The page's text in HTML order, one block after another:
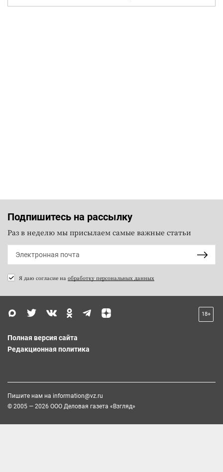
Подпишитесь на рассылку
Раз в неделю мы присылаем самые важные статьи
Я даю согласие на обработку персональных данных
18+
Полная версия сайта
Редакционная политика
Пишите нам на information@vz.ru
© 2005 — 2026 ООО Деловая газета «Взгляд»